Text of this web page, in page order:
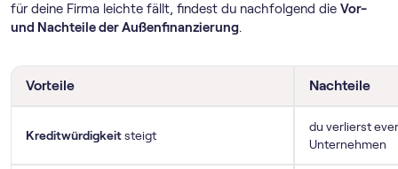
für deine Firma leichte fällt, findest du nachfolgend die Vor-
und Nachteile der Außenfinanzierung.
Vorteile Nachteile
Kreditwürdigkeitsteigt
du verlierst
Unternehmen